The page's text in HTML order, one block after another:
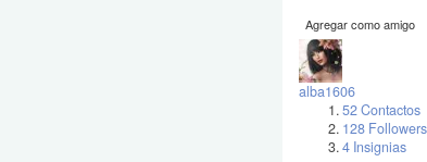
Agregar como amigo
alba1606
52 Contactos
128 Followers
4 Insignias